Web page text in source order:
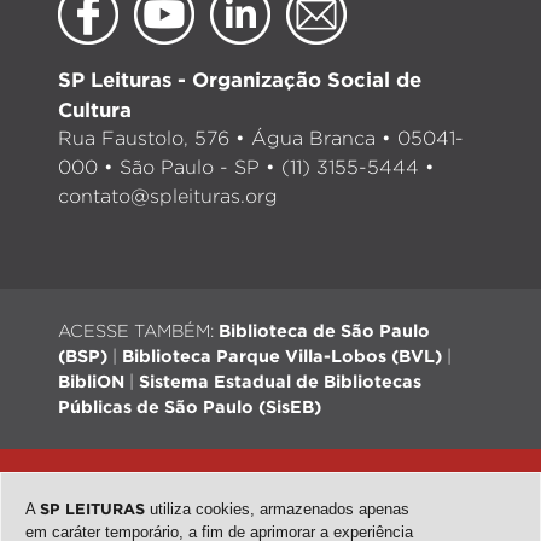
SP Leituras - Organização Social de
Cultura
Rua Faustolo, 576 • Água Branca • 05041-
000 • São Paulo - SP • (11) 3155-5444 •
contato@spleituras.org
ACESSE TAMBÉM: Biblioteca de São Paulo
(BSP)
Biblioteca Parque Villa-Lobos (BVL)
BibliON
Sistema Estadual de Bibliotecas
Públicas de São Paulo (SisEB)
QubeDesign
| Arte: Passarim db
A SP LEITURAS utiliza cookies, armazenados apenas
em caráter temporário, a fim de aprimorar a experiência